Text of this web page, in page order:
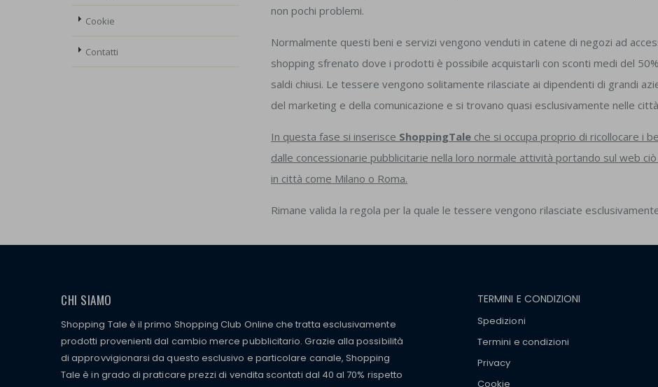
Cookie
Contatti
non pochi problemi.
Normalmente questi beni e servizi vengono venduti in catene di negozi ad
shopping sfrenato dove i prodotti è possibile acquistarli con sconti medi del
saldi chiusi. Le tessere vengono solitamente rilasciate ai dipendenti di grandi
del marketing e della comunicazione e si trovano quasi esclusivamente nelle
In questa fase si inserisce ShoppingTale che si occupa proprio di ricollocare i
dalle concessionarie pubblicitarie nella loro normale attività portando sul web
in città come Milano o Roma.
Rimane valida la regola per la quale le tessere vengono rilasciate
CHI SIAMO
Shopping Tale è il primo Shopping Club Online che tratta esclusivamente
prodotti provenienti dal cambio merce pubblicitario. Grazie alla possibilità
di approvvigionarsi da questo esclusivo e particolare canale, Shopping
Tale è in grado di praticare prezzi di vendita scontati dal 40 al 70% rispetto
TERMINI E CONDIZIONI
Spedizioni
Termini e condizioni
Privacy
Cookie